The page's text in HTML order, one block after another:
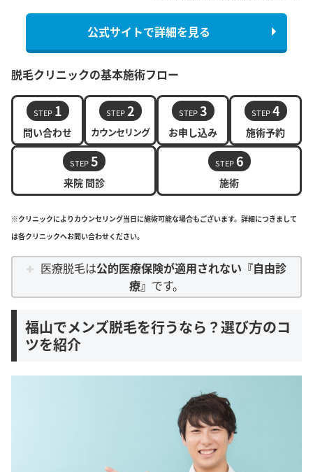
公式サイトで詳細を見る
脱毛クリニックの基本施術フロー
STEP 1
問い合わせ
STEP 2
カウンセリング
STEP 3
お申し込み
STEP 4
施術予約
STEP 5
来院 問診
STEP 6
施術
※クリニックによりカウンセリング当日に施術可能な場合もございます。詳細につきまして
は各クリニックへお問い合わせください。
医療脱毛は公的医療保険が適用されない『自由診
療』 です。
福山でメンズ脱毛を行うなら？選び方のコ
ツを紹介